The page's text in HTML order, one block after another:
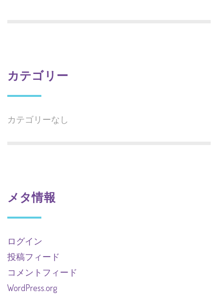
カテゴリー
カテゴリーなし
メタ情報
ログイン
投稿フィード
コメントフィード
WordPress.org